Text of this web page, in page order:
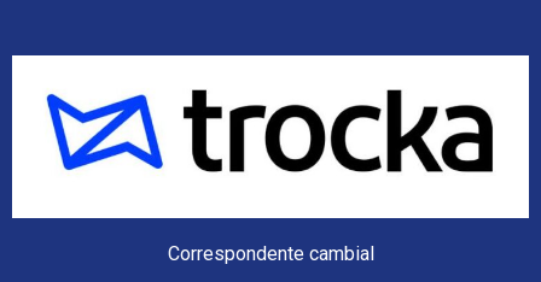
Correspondente cambial